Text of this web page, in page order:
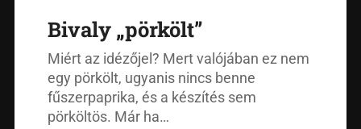
Bivaly „pörkölt”
Miért az idézőjel? Mert valójában ez nem
egy pörkölt, ugyanis nincs benne
fűszerpaprika, és a készítés sem
pörköltös. Már ha…